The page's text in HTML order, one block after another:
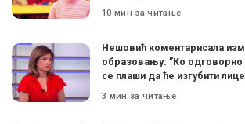
10 мин за читање
Нешовић коментарисала
образовању: ”Ко одговорно
се плаши да ће изгубити
3 мин за читање